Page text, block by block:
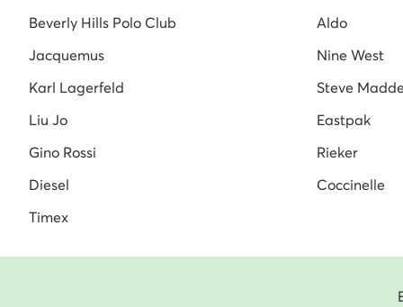
Beverly Hills Polo Club
Aldo
Jacquemus
Nine West
Karl Lagerfeld
Steve
Liu Jo
Eastpak
Gino Rossi
Rieker
Diesel
Coccinelle
Timex